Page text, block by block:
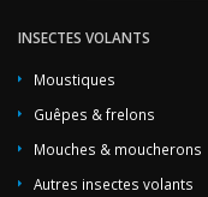
INSECTES VOLANTS
Moustiques
Guêpes & frelons
Mouches & moucherons
Autres insectes volants